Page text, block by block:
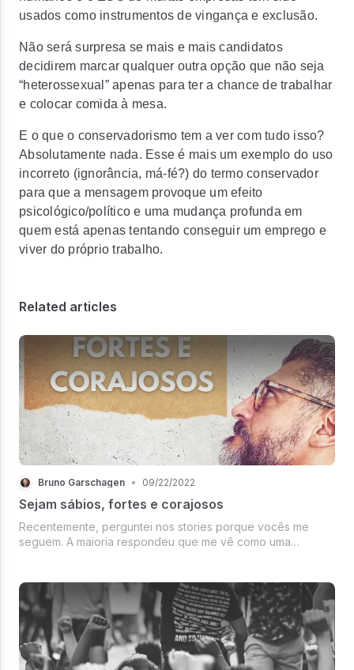
usados como instrumentos de vingança e exclusão.
Não será surpresa se mais e mais candidatos
decidirem marcar qualquer outra opção que não seja
“heterossexual” apenas para ter a chance de trabalhar
e colocar comida à mesa.
E o que o conservadorismo tem a ver com tudo isso?
Absolutamente nada. Esse é mais um exemplo do uso
incorreto (ignorância, má-fé?) do termo conservador
para que a mensagem provoque um efeito
psicológico/político e uma mudança profunda em
quem está apenas tentando conseguir um emprego e
viver do próprio trabalho.
Related articles
Bruno Garschagen • 09/22/2022
Sejam sábios, fortes e corajosos
Recentemente, perguntei nos stories porque vocês me
seguem. A maioria respondeu que me vê como uma
com vocês alguns coment...